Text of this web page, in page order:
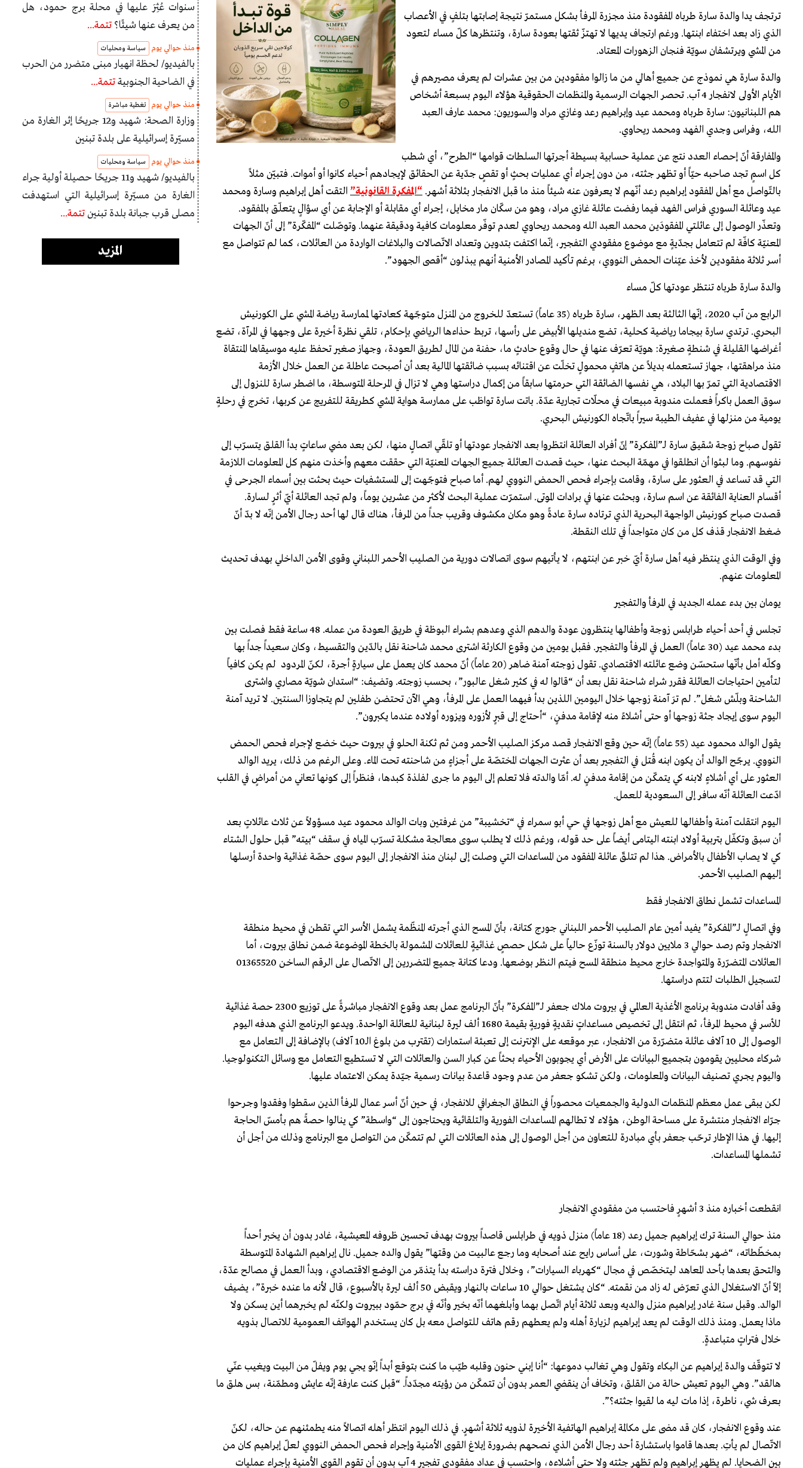
ترتجف يدا والدة سارة طرباه المفقودة منذ مجزرة المرفأ بشكل مستمرّ نتيجة إصابتها بتلفٍ في الأعصاب
الذي زاد بعد اختفاء ابنتها. ورغم ارتجاف يديها لا تهتزّ ثقتها بعودة سارة، وتنتظرها كلّ مساء لتعود
من المشي ويرتشفان سويّة فنجان الزهورات المعتاد.
والدة سارة هي نموذج عن جميع أهالي من ما زالوا مفقودين من بين عشرات لم يعرف مصيرهم في
الأيام الأولى لانفجار 4 آب. تحصر الجهات الرسمية والمنظمات الحقوقية هؤلاء اليوم بسبعة أشخاص
هم اللبنانيون: سارة طرباه ومحمد عيد وإبراهيم رعد وغازي مراد والسوريون: محمد عارف العبد
الله، وفراس وجدي الفهد ومحمد ريحاوي.
والمفارقة أنّ إحصاء العدد نتج عن عملية حسابية بسيطة أجرتها السلطات قوامها “الطرح”، أي شطب
كل اسمٍ تجد صاحبه حيّاً أو تظهر جثته، من دون إجراء أي عمليات بحثٍ أو تقصٍ جدّية عن الحقائق لإيجادهم أحياء كانوا أو أموات. فتبيّن مثلاً
بالتّواصل مع أهل المفقود إبراهيم رعد أنّهم لا يعرفون عنه شيئاً منذ ما قبل الانفجار بثلاثة أشهر. “المفكرة القانونية” التقت أهل إبراهيم وسارة ومحمد
عيد وعائلة السوري فراس الفهد فيما رفضت عائلة غازي مراد، وهو من سكّان مار مخايل، إجراء أي مقابلة أو الإجابة عن أي سؤالٍ يتعلّق بالمفقود.
وتعذّر الوصول إلى عائلتي المفقودَين محمد العبد الله ومحمد ريحاوي لعدم توفّر معلومات كافية ودقيقة عنهما. وتوصّلت “المفكّرة” إلى أنّ الجهات
المعنيّة كافّة لم تتعامل بجدّيةٍ مع موضوع مفقودي التفجير، إنّما اكتفت بتدوين وتعداد الاتّصالات والبلاغات الواردة من العائلات، كما لم تتواصل مع
أسر ثلاثة مفقودين لأخذ عيّنات الحمض النووي، برغم تأكيد المصادر الأمنية أنهم يبذلون “أقصى الجهود”.
والدة سارة طرباه تنتظر عودتها كلّ مساء
الرابع من آب 2020، إنّها الثالثة بعد الظهر، سارة طرباه (35 عاماً) تستعدّ للخروج من المنزل متوجّهة كعادتها لممارسة رياضة المشي على الكورنيش
البحري. ترتدي سارة بيجاما رياضية كحلية، تضع منديلها الأبيض على رأسها، تربط حذاءها الرياضي بإحكام، تلقي نظرة أخيرة على وجهها في المرآة، تضع
أغراضها القليلة في شنطةٍ صغيرة: هويّة تعرّف عنها في حال وقوع حادثٍ ما، حفنة من المال لطريق العودة، وجهاز صغير تحفظ عليه موسيقاها المنتقاة
منذ مراهقتها، جهاز تستعمله بديلاً عن هاتفٍ محمولٍ تخلّت عن اقتنائه بسبب ضائقتها المالية بعد أن أصبحت عاطلة عن العمل خلال الأزمة
الاقتصادية التي تمرّ بها البلاد، هي نفسها الضائقة التي حرمتها سابقاً من إكمال دراستها وهي لا تزال في المرحلة المتوسطة، ما اضطر سارة للنزول إلى
سوق العمل باكراً فعملت مندوبة مبيعات في محلّات تجارية عدّة. باتت سارة تواظب على ممارسة هواية المشي كطريقة للتفريج عن كربها، تخرج في رحلةٍ
يومية من منزلها في عفيف الطيبة سيراً باتّجاه الكورنيش البحري.
تقول صباح زوجة شقيق سارة لـ”المفكرة” إنّ أفراد العائلة انتظروا بعد الانفجار عودتها أو تلقّي اتصالٍ منها، لكن بعد مضي ساعاتٍ بدأ القلق يتسرّب إلى
نفوسهم. وما لبثوا أن انطلقوا في مهمّة البحث عنها، حيث قصدت العائلة جميع الجهات المعنيّة التي حققت معهم وأخذت منهم كل المعلومات اللازمة
التي قد تساعد في العثور على سارة، وقامت بإجراء فحص الحمض النووي لهم. أما صباح فتوجّهت إلى المستشفيات حيث بحثت بين أسماء الجرحى في
أقسام العناية الفائقة عن اسم سارة، وبحثت عنها في برادات الموتى. استمرّت عملية البحث لأكثر من عشرين يوماً، ولم تجد العائلة أيّ أثرٍ لسارة.
قصدت صباح كورنيش الواجهة البحرية الذي ترتاده سارة عادةً وهو مكان مكشوف وقريب جداً من المرفأ، هناك قال لها أحد رجال الأمن إنّه لا بدّ أنّ
ضغط الانفجار قذف كل من كان متواجداً في تلك النقطة.
وفي الوقت الذي ينتظر فيه أهل سارة أيّ خبر عن ابنتهم، لا يأتيهم سوى اتصالات دورية من الصليب الأحمر اللبناني وقوى الأمن الداخلي بهدف تحديث
المعلومات عنهم.
يومان بين بدء عمله الجديد في المرفأ والتفجير
تجلس في أحد أحياء طرابلس زوجة وأطفالها ينتظرون عودة والدهم الذي وعدهم بشراء البوظة في طريق العودة من عمله. 48 ساعة فقط فصلت بين
بدء محمد عيد (30 عاماً) العمل في المرفأ والتفجير. فقبل يومين من وقوع الكارثة اشترى محمد شاحنة نقل بالدّين والتقسيط، وكان سعيداً جداً بها
وكلّه أمل بأنّها ستحسّن وضع عائلته الاقتصادي. تقول زوجته آمنة ضاهر (20 عاماً) أنّ محمد كان يعمل على سيارةٍ أجرة، لكنّ المردود لم يكن كافياً
لتأمين احتياجات العائلة فقرر شراء شاحنة نقل بعد أن “قالوا له في كثير شغل عالبور”، بحسب زوجته. وتضيف: “استدان شويّة مصاري واشترى
الشاحنة وبلّش شغل”. لم ترَ آمنة زوجها خلال اليومين اللذين بدأ فيهما العمل على المرفأ، وهي الآن تحتضن طفلين لم يتجاوزا السنتين. لا تريد آمنة
اليوم سوى إيجاد جثة زوجها أو حتى أشلاءً منه لإقامة مدفنٍ، “أحتاج إلى قبرٍ لأزوره ويزوره أولاده عندما يكبرون”.
يقول الوالد محمود عيد (55 عاماً) إنّه حين وقع الانفجار قصد مركز الصليب الأحمر ومن ثم ثكنة الحلو في بيروت حيث خضع لإجراء فحص الحمض
النووي. يرجّح الوالد أن يكون ابنه قُتل في التفجير بعد أن عثرت الجهات المختصّة على أجزاءٍ من شاحنته تحت الماء. وعلى الرغم من ذلك، يريد الوالد
العثور على أي أشلاءٍ لابنه كي يتمكّن من إقامة مدفنٍ له. أمّا والدته فلا تعلم إلى اليوم ما جرى لفلذة كبدها، فنظراً إلى كونها تعاني من أمراضٍ في القلب
ادّعت العائلة أنّه سافر إلى السعودية للعمل.
اليوم انتقلت آمنة وأطفالها للعيش مع أهل زوجها في حي أبو سمراء في “تخشيبة” من غرفتين وبات الوالد محمود عيد مسؤولاً عن ثلاث عائلاتٍ بعد
أن سبق وتكفّل بتربية أولاد ابنته اليتامى أيضاً على حد قوله، ورغم ذلك لا يطلب سوى معالجة مشكلة تسرّب المياه في سقف “بيته” قبل حلول الشتاء
كي لا يصاب الأطفال بالأمراض. هذا لم تتلقّ عائلة المفقود من المساعدات التي وصلت إلى لبنان منذ الانفجار إلى اليوم سوى حصّة غذائية واحدة أرسلها
إليهم الصليب الأحمر.
المساعدات تشمل نطاق الانفجار فقط
وفي اتصالٍ لـ”المفكرة” يفيد أمين عام الصليب الأحمر اللبناني جورج كتانة، بأنّ المسح الذي أجرته المنظّمة يشمل الأسر التي تقطن في محيط منطقة
الانفجار وتم رصد حوالي 3 ملايين دولار بالسنة توزّع حالياً على شكل حصصٍ غذائيةٍ للعائلات المشمولة بالخطة الموضوعة ضمن نطاق بيروت، أما
العائلات المتضرّرة والمتواجدة خارج محيط منطقة المسح فيتم النظر بوضعها. ودعا كتانة جميع المتضررين إلى الاتّصال على الرقم الساخن 01365520
لتسجيل الطلبات لتتم دراستها.
وقد أفادت مندوبة برنامج الأغذية العالمي في بيروت ملاك جعفر لـ”المفكرة” بأنّ البرنامج عمل بعد وقوع الانفجار مباشرةً على توزيع 2300 حصة غذائية
للأسر في محيط المرفأ، ثم انتقل إلى تخصيص مساعداتٍ نقديةٍ فوريةٍ بقيمة 1680 ألف ليرة لبنانية للعائلة الواحدة. ويدعو البرنامج الذي هدفه اليوم
الوصول إلى 10 آلاف عائلة متضرّرة من الانفجار، عبر موقعه على الإنترنت إلى تعبئة استمارات (تقترب من بلوغ الـ10 آلاف) بالإضافة إلى التعامل مع
شركاء محليين يقومون بتجميع البيانات على الأرض أي يجوبون الأحياء بحثاً عن كبار السن والعائلات التي لا تستطيع التعامل مع وسائل التكنولوجيا.
واليوم يجري تصنيف البيانات والمعلومات، ولكن تشكو جعفر من عدم وجود قاعدة بيانات رسمية جيّدة يمكن الاعتماد عليها.
لكن يبقى عمل معظم المنظمات الدولية والجمعيات محصوراً في النطاق الجغرافي للانفجار، في حين أنّ أسر عمال المرفأ الذين سقطوا وفقدوا وجرحوا
جرّاء الانفجار منتشرة على مساحة الوطن، هؤلاء لا تطالهم المساعدات الفورية والتلقائية ويحتاجون إلى “واسطة” كي ينالوا حصةً هم بأمسّ الحاجة
إليها. في هذا الإطار ترحّب جعفر بأي مبادرة للتعاون من أجل الوصول إلى هذه العائلات التي لم تتمكّن من التواصل مع البرنامج وذلك من أجل أن
تشملها المساعدات.
انقطعت أخباره منذ 3 أشهرٍ فاحتسب من مفقودي الانفجار
منذ حوالي السنة ترك إبراهيم جميل رعد (18 عاماً) منزل ذويه في طرابلس قاصداً بيروت بهدف تحسين ظروفه المعيشية، غادر بدون أن يخبر أحداً
بمخطّطاته، “ضهر بشحّاطة وشورت، على أساس رايح عند أصحابه وما رجع عالبيت من وقتها” يقول والده جميل. نال إبراهيم الشهادة المتوسطة
والتحق بعدها بأحد المعاهد ليتخصّص في مجال “كهرباء السيارات”، وخلال فترة دراسته بدأ يتذمّر من الوضع الاقتصادي، وبدأ العمل في مصالح عدّة،
إلاّ أنّ الاستغلال الذي تعرّض له زاد من نقمته. “كان يشتغل حوالي 10 ساعات بالنهار ويقبض 50 ألف ليرة بالأسبوع، قال لأنه ما عنده خبرة”، يضيف
الوالد. وقبل سنة غادر إبراهيم منزل والديه وبعد ثلاثة أيام اتّصل بهما وأبلغهما أنّه بخير وأنّه في برج حمّود ببيروت ولكنّه لم يخبرهما أين يسكن ولا
ماذا يعمل. ومنذ ذلك الوقت لم يعد إبراهيم لزيارة أهله ولم يعطهم رقم هاتف للتواصل معه بل كان يستخدم الهواتف العمومية للاتصال بذويه
خلال فتراتٍ متباعدةٍ.
لا تتوقّف والدة إبراهيم عن البكاء وتقول وهي تغالب دموعها: “أنا إبني حنون وقلبه طيّب ما كنت بتوقع أبداً إنّو يجي يوم ويفلّ من البيت ويغيب عنّي
هالقد”. وهي اليوم تعيش حالة من القلق، وتخاف أن ينقضي العمر بدون أن تتمكّن من رؤيته مجدّداً. “قبل كنت عارفة إنّه عايش ومطمّنة، بس هلق ما
بعرف شي، ناطرة، إذا مات ليه ما لقيوا جثته؟”.
عند وقوع الانفجار، كان قد مضى على مكالمة إبراهيم الهاتفية الأخيرة لذويه ثلاثة أشهرٍ. في ذلك اليوم انتظر أهله اتصالاً منه يطمئنهم عن حاله، لكنّ
الاتّصال لم يأتِ. بعدها قاموا باستشارة أحد رجال الأمن الذي نصحهم بضرورة إبلاغ القوى الأمنية وإجراء فحص الحمض النووي لعلّ إبراهيم كان من
بين الضحايا. لم يظهر إبراهيم ولم تظهر جثته ولا حتى أشلاءه، واحتسب في عداد مفقودي تفجير 4 آب بدون أن تقوم القوى الأمنية بإجراء عمليات
سنوات عُثِرَ عليها في محلة برج حمود، هل
من يعرف عنها شيئًا؟ تتمة...
منذ حوالي يوم سياسة ومحليات
بالفيديو/ لحظة انهيار مبنى متضرر من الحرب
في الضاحية الجنوبيةتتمة...
منذ حوالي يوم تغطية مباشرة
وزارة الصحة: شهيد و12 جريحًا إثر الغارة من
مسيّرة إسرائيلية على بلدة تبنين
منذ حوالي يوم سياسة ومحليات
بالفيديو/ شهيد و11 جريحًا حصيلة أولية جراء
الغارة من مسيّرة إسرائيلية التي استهدفت
مصلى قرب جبانة بلدة تبنينتتمة...
المزيد